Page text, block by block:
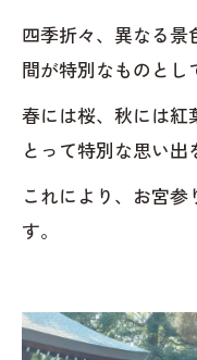
四季折々、異なる
間が特別なものとし
春には桜、秋には紅
とって特別な思い出
これにより、お宮
す。